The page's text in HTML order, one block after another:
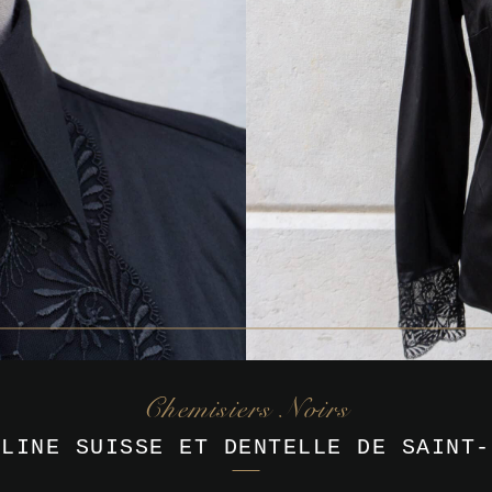
Chemisiers Noirs
SUISSE ET DENTELLE DE SAINT-